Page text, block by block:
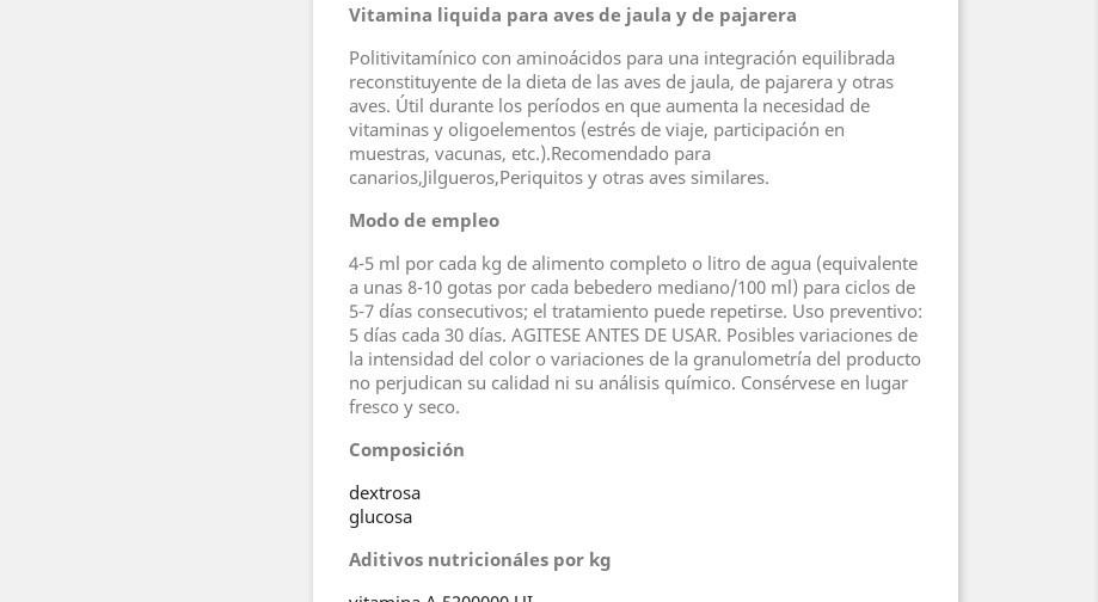
Vitamina liquida para aves de jaula y de pajarera
Politivitamínico con aminoácidos para una integración equilibrada
reconstituyente de la dieta de las aves de jaula, de pajarera y otras
aves. Útil durante los períodos en que aumenta la necesidad de
vitaminas y oligoelementos (estrés de viaje, participación en
muestras, vacunas, etc.).Recomendado para
canarios,Jilgueros,Periquitos y otras aves similares.
Modo de empleo
4-5 ml por cada kg de alimento completo o litro de agua (equivalente
a unas 8-10 gotas por cada bebedero mediano/100 ml) para ciclos de
5-7 días consecutivos; el tratamiento puede repetirse. Uso preventivo:
5 días cada 30 días. AGITESE ANTES DE USAR. Posibles variaciones de
la intensidad del color o variaciones de la granulometría del producto
no perjudican su calidad ni su análisis químico. Consérvese en lugar
fresco y seco.
Composición
dextrosa
glucosa
Aditivos nutricionáles por kg